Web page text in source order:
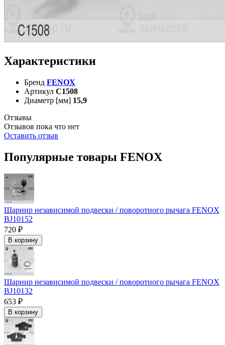
Характеристики
Бренд FENOX
Артикул C1508
Диаметр [мм] 15,9
Отзывы
Отзывов пока что нет
Оставить отзыв
Популярные товары FENOX
Шарнир независимой подвески / поворотного рычага FENOX
BJ10152
720 ₽
В корзину
Шарнир независимой подвески / поворотного рычага FENOX
BJ10132
653 ₽
В корзину